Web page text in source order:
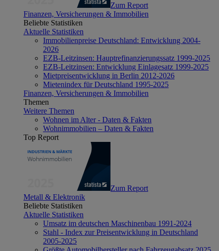
Zum Report
Finanzen, Versicherungen & Immobilien
Beliebte Statistiken
Aktuelle Statistiken
Immobilienpreise Deutschland: Entwicklung 2004-
2026
EZB-Leitzinsen: Hauptrefinanzierungssatz 1999-2025
EZB-Leitzinsen: Entwicklung Einlagesatz 1999-2025
Mietpreisentwicklung in Berlin 2012-2026
Mietenindex für Deutschland 1995-2025
Finanzen, Versicherungen & Immobilien
Themen
Weitere Themen
Wohnen im Alter - Daten & Fakten
Wohnimmobilien – Daten & Fakten
Top Report
Zum Report
Metall & Elektronik
Beliebte Statistiken
Aktuelle Statistiken
Umsatz im deutschen Maschinenbau 1991-2024
Stahl - Index zur Preisentwicklung in Deutschland
2005-2025